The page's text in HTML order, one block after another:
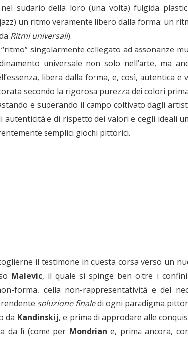
sudario della loro (una volta) fulgida
un ritmo veramente libero dalla forma: un
Ritmi universali).
singolarmente collegato ad assonanze
universale non solo nell’arte, ma
libera dalla forma, e, così, autentica e
secondo la rigorosa purezza dei colori
e superando il campo coltivato dagli
e di rispetto dei valori e degli ideali
semplici giochi pittorici.
il testimone in questa corsa verso un
Malevic, il quale si spinge ben oltre i confini
forma, della non-rappresentatività e del
soluzione finaledi ogni paradigma
da Kandinskij, e prima di approdare alle
da lì (come per Mondrian e, prima ancora,